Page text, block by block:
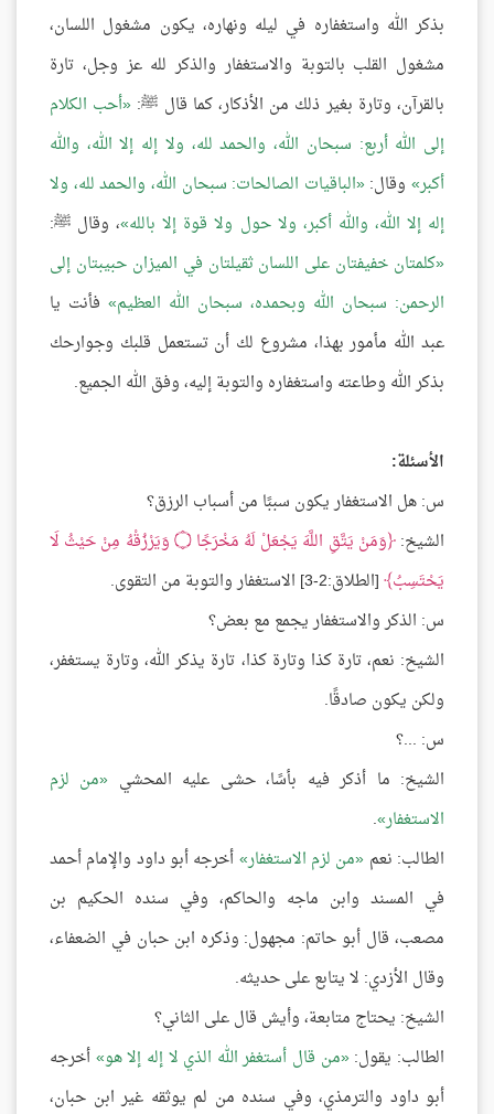
بذكر الله واستغفاره في ليله ونهاره، يكون مشغول اللسان،
مشغول القلب بالتوبة والاستغفار والذكر لله عز وجل، تارة
بالقرآن، وتارة بغير ذلك من الأذكار، كما قال ﷺ: أحب الكلام
إلى الله أربع: سبحان الله، والحمد لله، ولا إله إلا الله، والله
أكبر وقال: الباقيات الصالحات: سبحان الله، والحمد لله، ولا
إله إلا الله، والله أكبر، ولا حول ولا قوة إلا بالله ، وقال ﷺ:
كلمتان خفيفتان على اللسان ثقيلتان في الميزان حبيبتان إلى
الرحمن: سبحان الله وبحمده، سبحان الله العظيم
فأنت يا
عبد الله مأمور بهذا، مشروع لك أن تستعمل قلبك وجوارحك
بذكر الله وطاعته واستغفاره والتوبة إليه، وفق الله الجميع.
الأسئلة:
س: هل الاستغفار يكون سببًا من أسباب الرزق؟
الشيخ: وَمَنْ يَتَّقِ اللَّهَ يَجْعَلْ لَهُ مَخْرَجًا۝وَيَرْزُقْهُ مِنْ حَيْثُ لَا
يَحْتَسِبُ [الطلاق:2-3] الاستغفار والتوبة من التقوى.
س: الذكر والاستغفار يجمع مع بعض؟
الشيخ: نعم، تارة كذا وتارة كذا، تارة يذكر الله، وتارة يستغفر،
ولكن يكون صادقًا.
س: ...؟
الشيخ: ما أذكر فيه بأسًا، حشى عليه المحشي
من لزم
الاستغفار .
الطالب: نعم من لزم الاستغفار أخرجه أبو داود والإمام أحمد
في المسند وابن ماجه والحاكم، وفي سنده الحكيم بن
مصعب، قال أبو حاتم: مجهول: وذكره ابن حبان في الضعفاء،
وقال الأزدي: لا يتابع على حديثه.
الشيخ: يحتاج متابعة، وأيش قال على الثاني؟
الطالب: يقول: من قال أستغفر الله الذي لا إله إلا هو أخرجه
أبو داود والترمذي، وفي سنده من لم يوثقه غير ابن حبان،